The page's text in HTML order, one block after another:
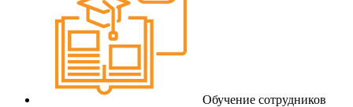
Обучение сотрудников